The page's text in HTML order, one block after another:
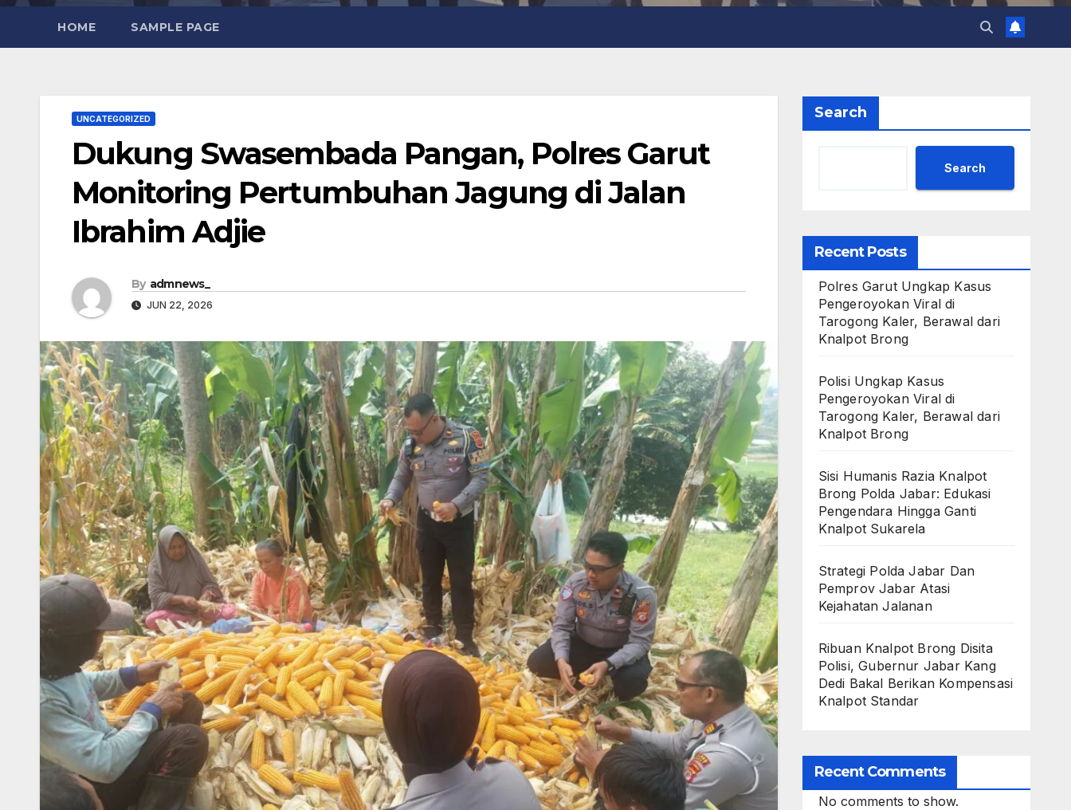
HOME SAMPLE PAGE
UNCATEGORIZED
Dukung Swasembada Pangan, Polres Garut
Monitoring Pertumbuhan Jagung di Jalan
Ibrahim Adjie
By admnews_
JUN 22, 2026
Search
Search
Recent Posts
Polres Garut Ungkap Kasus
Pengeroyokan Viral di
Tarogong Kaler, Berawal dari
Knalpot Brong
Polisi Ungkap Kasus
Pengeroyokan Viral di
Tarogong Kaler, Berawal dari
Knalpot Brong
Sisi Humanis Razia Knalpot
Brong Polda Jabar: Edukasi
Pengendara Hingga Ganti
Knalpot Sukarela
Strategi Polda Jabar Dan
Pemprov Jabar Atasi
Kejahatan Jalanan
Ribuan Knalpot Brong Disita
Polisi, Gubernur Jabar Kang
Dedi Bakal Berikan Kompensasi
Knalpot Standar
Recent Comments
No comments to show.